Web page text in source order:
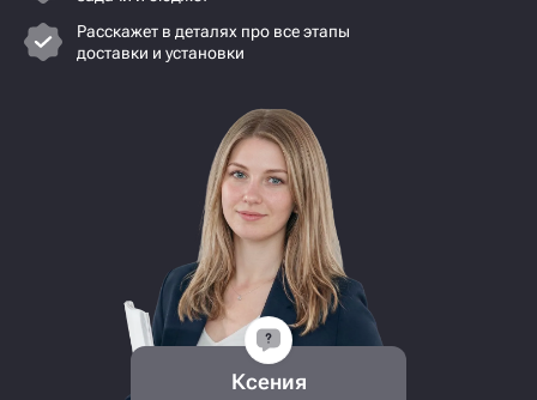
Расскажет в деталях про все этапы
доставки и установки
Ксения